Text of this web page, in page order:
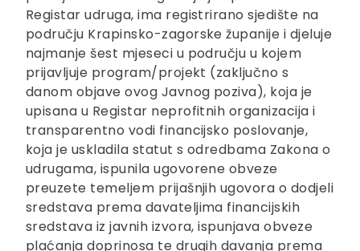
Registar udruga, ima registrirano sjedište na
području Krapinsko-zagorske županije i djeluje
najmanje šest mjeseci u području u kojem
prijavljuje program/projekt (zaključno s
danom objave ovog Javnog poziva), koja je
upisana u Registar neprofitnih organizacija i
transparentno vodi financijsko poslovanje,
koja je uskladila statut s odredbama Zakona o
udrugama, ispunila ugovorene obveze
preuzete temeljem prijašnjih ugovora o dodjeli
sredstava prema davateljima financijskih
sredstava iz javnih izvora, ispunjava obveze
plaćanja doprinosa te drugih davanja prema